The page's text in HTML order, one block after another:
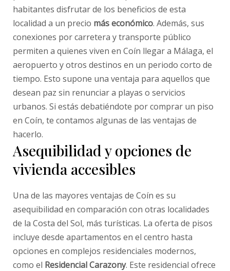
habitantes disfrutar de los beneficios de esta
localidad a un precio más económico. Además, sus
conexiones por carretera y transporte público
permiten a quienes viven en Coín llegar a Málaga, el
aeropuerto y otros destinos en un periodo corto de
tiempo. Esto supone una ventaja para aquellos que
desean paz sin renunciar a playas o servicios
urbanos. Si estás debatiéndote por comprar un piso
en Coín, te contamos algunas de las ventajas de
hacerlo.
Asequibilidad y opciones de
vivienda accesibles
Una de las mayores ventajas de Coín es su
asequibilidad en comparación con otras localidades
de la Costa del Sol, más turísticas. La oferta de pisos
incluye desde apartamentos en el centro hasta
opciones en complejos residenciales modernos,
como el Residencial Carazony. Este residencial ofrece